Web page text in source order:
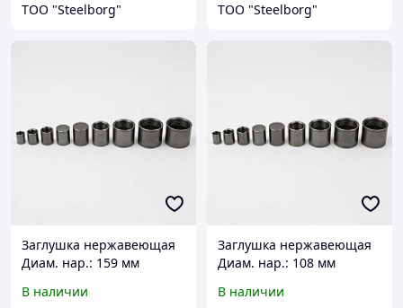
ТОО "Steelborg" ТОО "Steelborg"
Заглушка нержавеющая
Диам. нар.: 159 мм
В наличии
Заглушка нержавеющая
Диам. нар.: 108 мм
В наличии